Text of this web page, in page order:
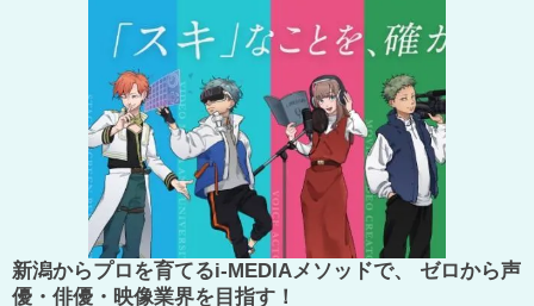
新潟からプロを育てるi-MEDIAメソッドで、 ゼロから声
優・俳優・映像業界を目指す！